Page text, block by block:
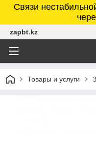
Связи
zapbt.kz
Товары и услуги